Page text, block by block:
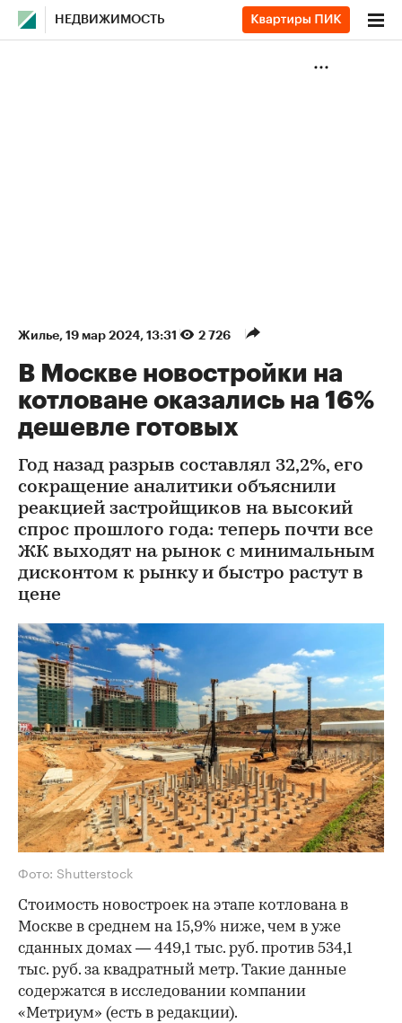
НЕДВИЖИМОСТЬ
Жилье⁠, 19 мар 2024, 13:31 2 726
В Москве новостройки на
котловане оказались на 16%
дешевле готовых
Год назад разрыв составлял 32,2%, его
сокращение аналитики объяснили
реакцией застройщиков на высокий
спрос прошлого года: теперь почти все
ЖК выходят на рынок с минимальным
дисконтом к рынку и быстро растут в
цене
Фото: Shutterstock
Стоимость новостроек на этапе котлована в
Москве в среднем на 15,9% ниже, чем в уже
сданных домах — 449,1 тыс. руб. против 534,1
тыс. руб. за квадратный метр. Такие данные
содержатся в исследовании компании
«Метриум» (есть в редакции).